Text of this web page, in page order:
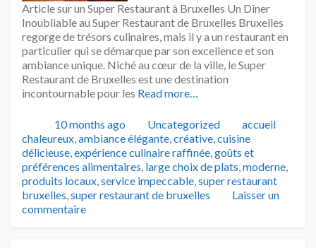
Article sur un Super Restaurant à Bruxelles Un Dîner
Inoubliable au Super Restaurant de Bruxelles Bruxelles
regorge de trésors culinaires, mais il y a un restaurant en
particulier qui se démarque par son excellence et son
ambiance unique. Niché au cœur de la ville, le Super
Restaurant de Bruxelles est une destination
incontournable pour les Read more…
Publié10 months ago Catégories
Uncategorized Tags
accueil
chaleureux,ambiance élégante,créative,cuisine
délicieuse,expérience culinaire raffinée,goûts et
préférences alimentaires, large choix de plats,moderne,
produits locaux,service impeccable,super restaurant
bruxelles,super restaurant de bruxelles
Laisser un
commentaire